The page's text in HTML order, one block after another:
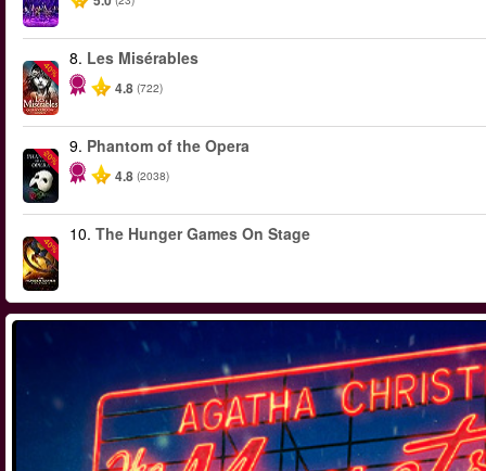
-40%
8. Les Misérables
4.8 (722)
-20%
9. Phantom of the Opera
4.8 (2038)
-40%
10. The Hunger Games On Stage